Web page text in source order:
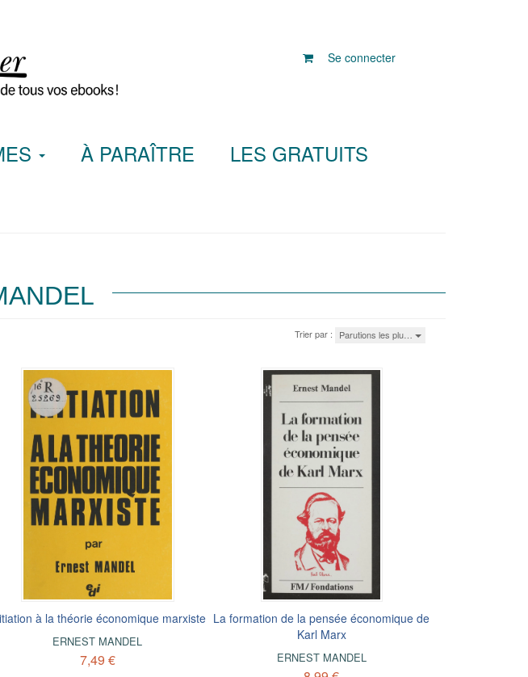
Se connecter
À PARAÎTRE LES GRATUITS
Trier par : Parutions les plu…
à la théorie économique marxiste
ERNEST MANDEL
7,49 €
La formation de la pensée économique de
Karl Marx
ERNEST MANDEL